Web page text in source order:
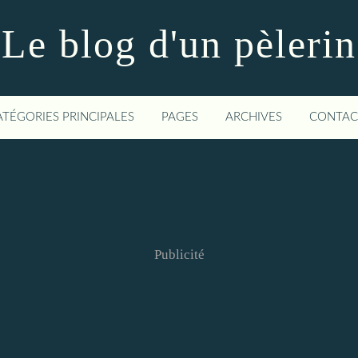
Le blog d'un pèlerin
PRINCIPALES PAGES ARCHIVES
Publicité